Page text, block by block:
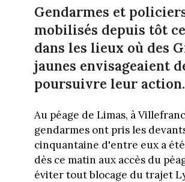
Gendarmes et
mobilisés depuis tôt
dans les lieux où des
jaunes envisageaient
poursuivre leur action.
Au péage de Limas, à
gendarmes ont pris les
cinquantaine d'entre eux a
dès ce matin aux accès du
éviter tout blocage du trajet